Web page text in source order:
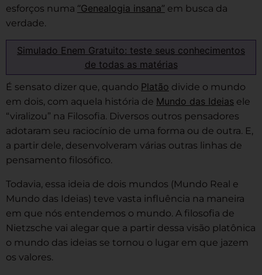
esforços numa “Genealogia insana” em busca da
verdade.
Simulado Enem Gratuito: teste seus conhecimentos
de todas as matérias
É sensato dizer que, quando Platão divide o mundo
em dois, com aquela história de Mundo das Ideias ele
“viralizou” na Filosofia. Diversos outros pensadores
adotaram seu raciocínio de uma forma ou de outra. E,
a partir dele, desenvolveram várias outras linhas de
pensamento filosófico.
Todavia, essa ideia de dois mundos (Mundo Real e
Mundo das Ideias) teve vasta influência na maneira
em que nós entendemos o mundo. A filosofia de
Nietzsche vai alegar que a partir dessa visão platônica
o mundo das ideias se tornou o lugar em que jazem
os valores.